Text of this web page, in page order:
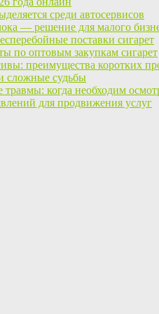
среди автосервисов
— решение для малого
поставки сигарет
по оптовым закупкам сигарет
преимущества коротких
сложные судьбы
травмы: когда необходим
для продвижения услуг